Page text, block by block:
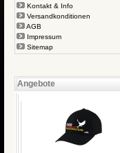
Kontakt & Info
Versandkonditionen
AGB
Impressum
Sitemap
Angebote